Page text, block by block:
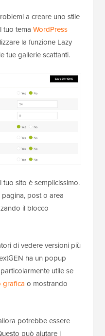
a creare uno stile
tuo tema WordPress
la funzione Lazy
tue gallerie scattanti.
sito è semplicissimo.
post o area
il blocco
di vedere versioni più
ha un popup
utile se
grafica o mostrando
potrebbe essere
può aiutare i